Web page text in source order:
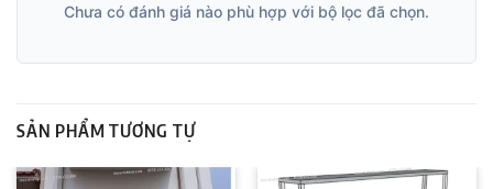
Chưa có đánh giá nào phù hợp với bộ lọc đã chọn.
SẢN PHẨM TƯƠNG TỰ